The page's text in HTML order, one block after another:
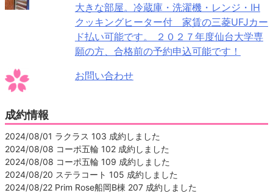
大きな部屋。冷蔵庫・洗濯機・レンジ・IH
クッキングヒーター付 家賃の三菱UFJカー
ド払い可能です。 ２０２７年度仙台大学専
願の方、合格前の予約申込可能です！
お問い合わせ
成約情報
2024/08/01 ラクラス 103 成約しました
2024/08/08 コーポ五輪 102 成約しました
2024/08/08 コーポ五輪 109 成約しました
2024/08/20 ステラコート 105 成約しました
2024/08/22 Prim Rose船岡B棟 207 成約しました